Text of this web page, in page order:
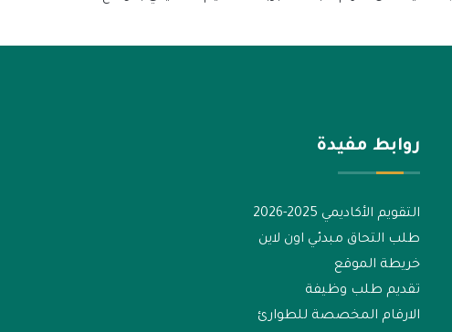
روابط مفيدة
التقويم الأكاديمي 2025-2026
طلب التحاق مبدئي اون لاين
خريطة الموقع
تقديم طلب وظيفة
الارقام المخصصة للطوارئ